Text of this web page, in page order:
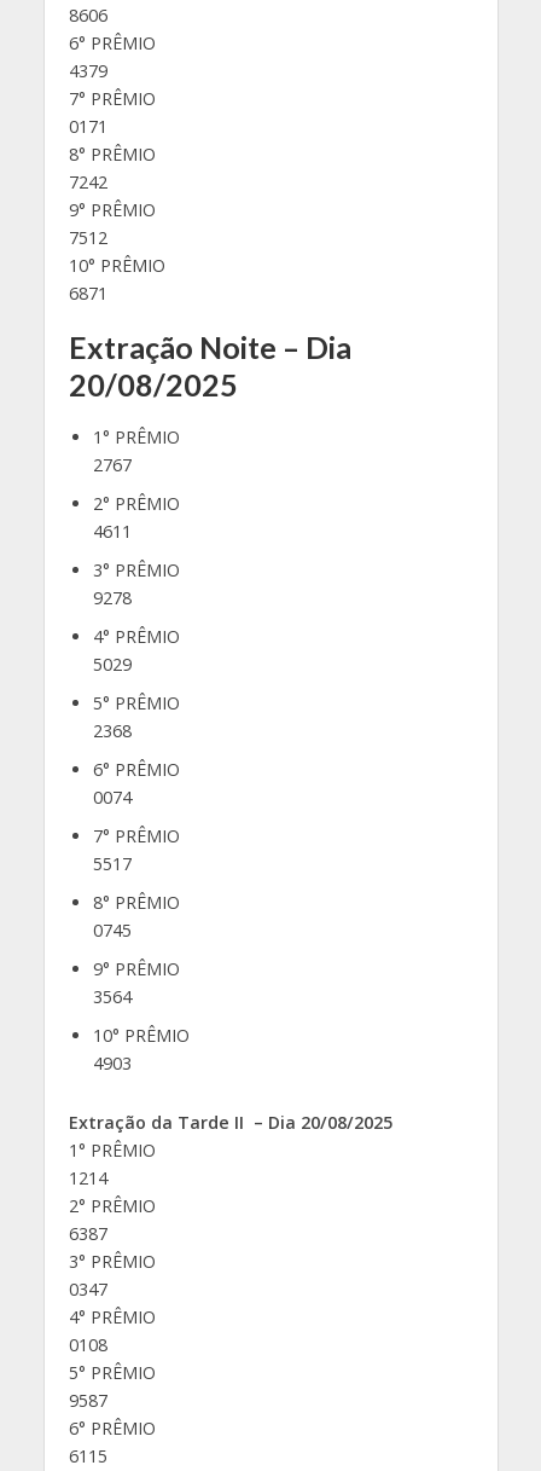
8606
6° PRÊMIO
4379
7° PRÊMIO
0171
8° PRÊMIO
7242
9° PRÊMIO
7512
10° PRÊMIO
6871
Extração Noite – Dia
20/08/2025
1° PRÊMIO
2767
2° PRÊMIO
4611
3° PRÊMIO
9278
4° PRÊMIO
5029
5° PRÊMIO
2368
6° PRÊMIO
0074
7° PRÊMIO
5517
8° PRÊMIO
0745
9° PRÊMIO
3564
10° PRÊMIO
4903
Extração da Tarde II – Dia 20/08/2025
1° PRÊMIO
1214
2° PRÊMIO
6387
3° PRÊMIO
0347
4° PRÊMIO
0108
5° PRÊMIO
9587
6° PRÊMIO
6115